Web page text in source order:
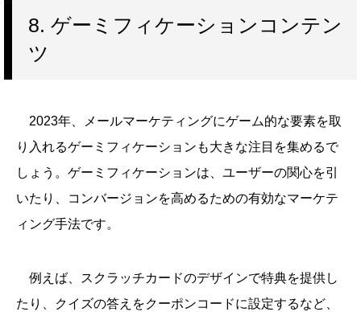
8. ゲーミフィケーションコンテン
ツ
2023年、メールマーケティングにゲーム的な要素を取
り入れるゲーミフィケーションも大きな注目を集めるで
しょう。ゲーミフィケーションは、ユーザーの関心を引
いたり、コンバージョンを高めるための有効なマーケテ
ィング手法です。
例えば、スクラッチカードのデザインで特典を提供し
たり、クイズの答えをクーポンコードに設定するなど、